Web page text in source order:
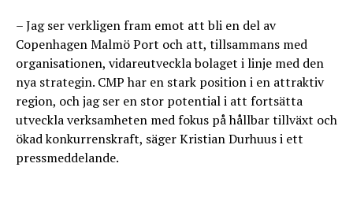
– Jag ser verkligen fram emot att bli en del av
Copenhagen Malmö Port och att, tillsammans med
organisationen, vidareutveckla bolaget i linje med den
nya strategin. CMP har en stark position i en attraktiv
region, och jag ser en stor potential i att fortsätta
utveckla verksamheten med fokus på hållbar tillväxt och
ökad konkurrenskraft, säger Kristian Durhuus i ett
pressmeddelande.